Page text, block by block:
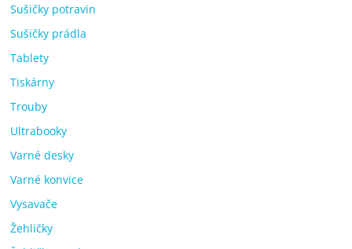
Sušičky potravin
Sušičky prádla
Tablety
Tiskárny
Trouby
Ultrabooky
Varné desky
Varné konvice
Vysavače
Žehličky